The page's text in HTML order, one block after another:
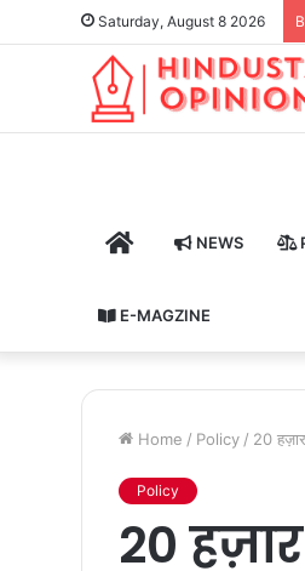
Saturday, August 8 2026
HOME NEWS
E-MAGZINE
Home / Policy / 20
Policy
20